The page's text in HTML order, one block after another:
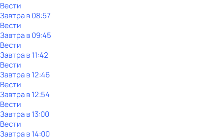
Вести
Завтра в 08:57
Вести
Завтра в 09:45
Вести
Завтра в 11:42
Вести
Завтра в 12:46
Вести
Завтра в 12:54
Вести
Завтра в 13:00
Вести
Завтра в 14:00